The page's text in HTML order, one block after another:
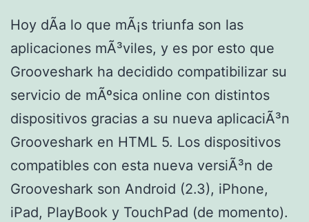
Hoy dÃ­a lo que mÃ¡s triunfa son las
aplicaciones mÃ³viles, y es por esto que
Grooveshark ha decidido compatibilizar su
servicio de mÃºsica online con distintos
dispositivos gracias a su nueva aplicaciÃ³n
Grooveshark en HTML 5. Los dispositivos
compatibles con esta nueva versiÃ³n de
Grooveshark son Android (2.3), iPhone,
iPad, PlayBook y TouchPad (de momento).